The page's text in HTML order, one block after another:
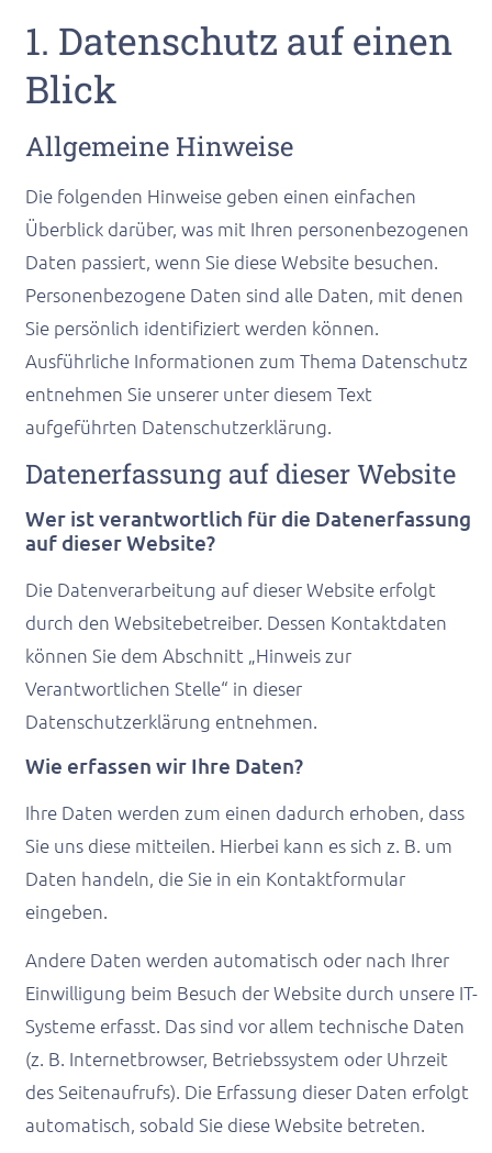
1. Datenschutz auf einen
Blick
Allgemeine Hinweise
Die folgenden Hinweise geben einen einfachen
Überblick darüber, was mit Ihren personenbezogenen
Daten passiert, wenn Sie diese Website besuchen.
Personenbezogene Daten sind alle Daten, mit denen
Sie persönlich identifiziert werden können.
Ausführliche Informationen zum Thema Datenschutz
entnehmen Sie unserer unter diesem Text
aufgeführten Datenschutzerklärung.
Datenerfassung auf dieser Website
Wer ist verantwortlich für die Datenerfassung
auf dieser Website?
Die Datenverarbeitung auf dieser Website erfolgt
durch den Websitebetreiber. Dessen Kontaktdaten
können Sie dem Abschnitt „Hinweis zur
Verantwortlichen Stelle“ in dieser
Datenschutzerklärung entnehmen.
Wie erfassen wir Ihre Daten?
Ihre Daten werden zum einen dadurch erhoben, dass
Sie uns diese mitteilen. Hierbei kann es sich z. B. um
Daten handeln, die Sie in ein Kontaktformular
eingeben.
Andere Daten werden automatisch oder nach Ihrer
Einwilligung beim Besuch der Website durch unsere IT-
Systeme erfasst. Das sind vor allem technische Daten
(z. B. Internetbrowser, Betriebssystem oder Uhrzeit
des Seitenaufrufs). Die Erfassung dieser Daten erfolgt
automatisch, sobald Sie diese Website betreten.